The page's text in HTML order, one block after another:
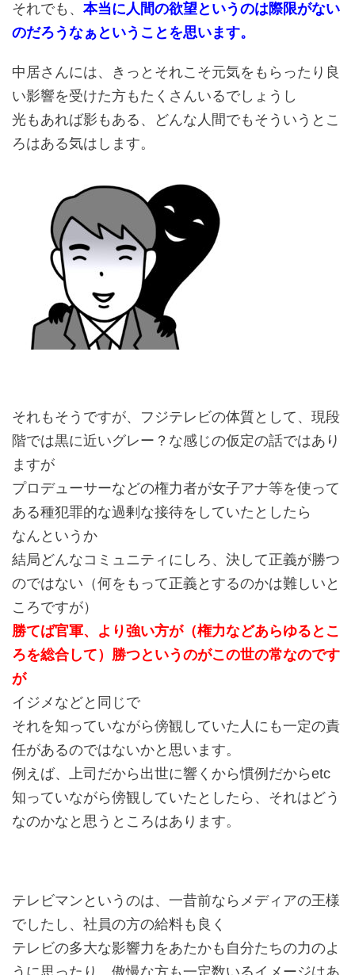
それでも、 本当に人間の欲望というのは際限がない
のだろうなぁということを思います。
中居さんには、きっとそれこそ元気をもらったり良
い影響を受けた方もたくさんいるでしょうし
光もあれば影もある、どんな人間でもそういうとこ
ろはある気はします。
それもそうですが、フジテレビの体質として、現段
階では黒に近いグレー？な感じの仮定の話ではあり
ますが
プロデューサーなどの権力者が女子アナ等を使って
ある種犯罪的な過剰な接待をしていたとしたら
なんというか
結局どんなコミュニティにしろ、決して正義が勝つ
のではない（何をもって正義とするのかは難しいと
ころですが）
勝てば官軍、より強い方が（権力などあらゆるとこ
ろを総合して）勝つというのがこの世の常なのです
が
イジメなどと同じで
それを知っていながら傍観していた人にも一定の責
任があるのではないかと思います。
例えば、上司だから出世に響くから慣例だからetc
知っていながら傍観していたとしたら、それはどう
なのかなと思うところはあります。
テレビマンというのは、一昔前ならメディアの王様
でしたし、社員の方の給料も良く
テレビの多大な影響力をあたかも自分たちの力のよ
うに思ったり、傲慢な方も一定数いるイメージはあ